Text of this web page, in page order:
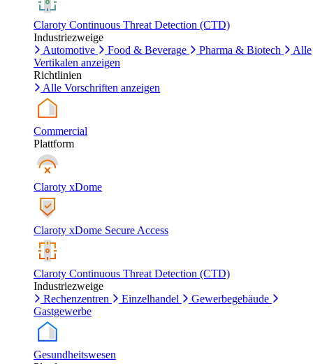
Claroty Continuous Threat Detection (CTD)
Industriezweige
Automotive
Food & Beverage Pharma & Biotech
Alle
Vertikalen anzeigen
Richtlinien
Alle Vorschriften anzeigen
Commercial
Plattform
Claroty xDome
Claroty xDome Secure Access
Claroty Continuous Threat Detection (CTD)
Industriezweige
Rechenzentren
Einzelhandel
Gewerbegebäude
Gastgewerbe
Gesundheitswesen